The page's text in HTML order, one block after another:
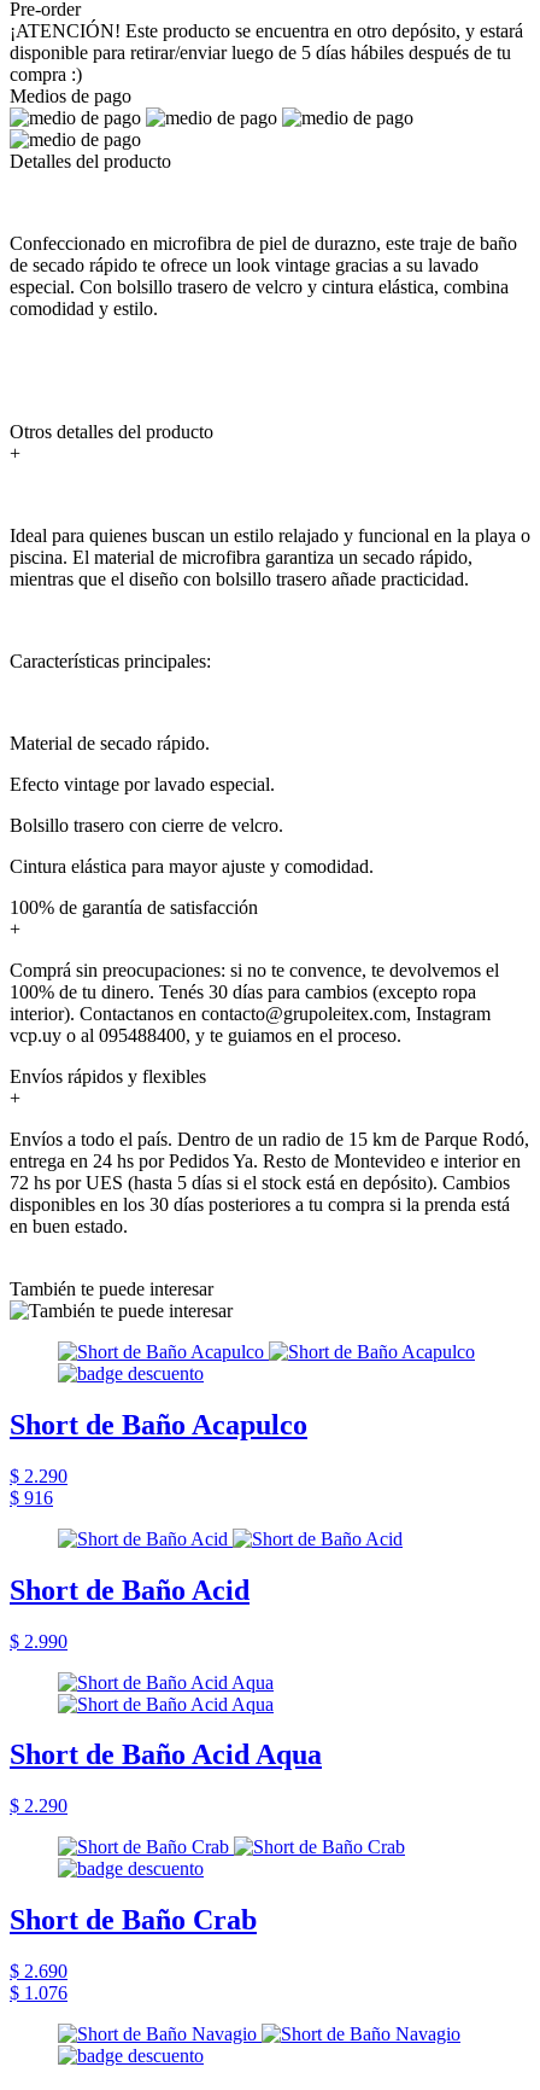
Pre-order
¡ATENCIÓN! Este producto se encuentra en otro depósito, y estará
disponible para retirar/enviar luego de 5 días hábiles después de tu
compra :)
Medios de pago
Detalles del producto
Confeccionado en microfibra de piel de durazno, este traje de baño
de secado rápido te ofrece un look vintage gracias a su lavado
especial. Con bolsillo trasero de velcro y cintura elástica, combina
comodidad y estilo.
Otros detalles del producto
+
Ideal para quienes buscan un estilo relajado y funcional en la playa o
piscina. El material de microfibra garantiza un secado rápido,
mientras que el diseño con bolsillo trasero añade practicidad.
Características principales:
Material de secado rápido.
Efecto vintage por lavado especial.
Bolsillo trasero con cierre de velcro.
Cintura elástica para mayor ajuste y comodidad.
100% de garantía de satisfacción
+
Comprá sin preocupaciones: si no te convence, te devolvemos el
100% de tu dinero. Tenés 30 días para cambios (excepto ropa
interior). Contactanos en contacto@grupoleitex.com, Instagram
vcp.uy o al 095488400, y te guiamos en el proceso.
Envíos rápidos y flexibles
+
Envíos a todo el país. Dentro de un radio de 15 km de Parque Rodó,
entrega en 24 hs por Pedidos Ya. Resto de Montevideo e interior en
72 hs por UES (hasta 5 días si el stock está en depósito). Cambios
disponibles en los 30 días posteriores a tu compra si la prenda está
en buen estado.
También te puede interesar
Short de Baño Acapulco
$ 2.290
$ 916
Short de Baño Acid
$ 2.990
Short de Baño Acid Aqua
$ 2.290
Short de Baño Crab
$ 2.690
$ 1.076